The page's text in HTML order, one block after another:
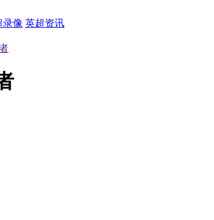
录像 英超资讯